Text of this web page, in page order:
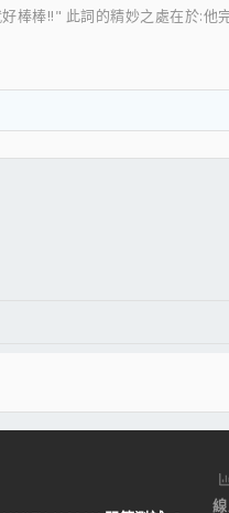
棒棒!!" 此詞的精妙之處在於: